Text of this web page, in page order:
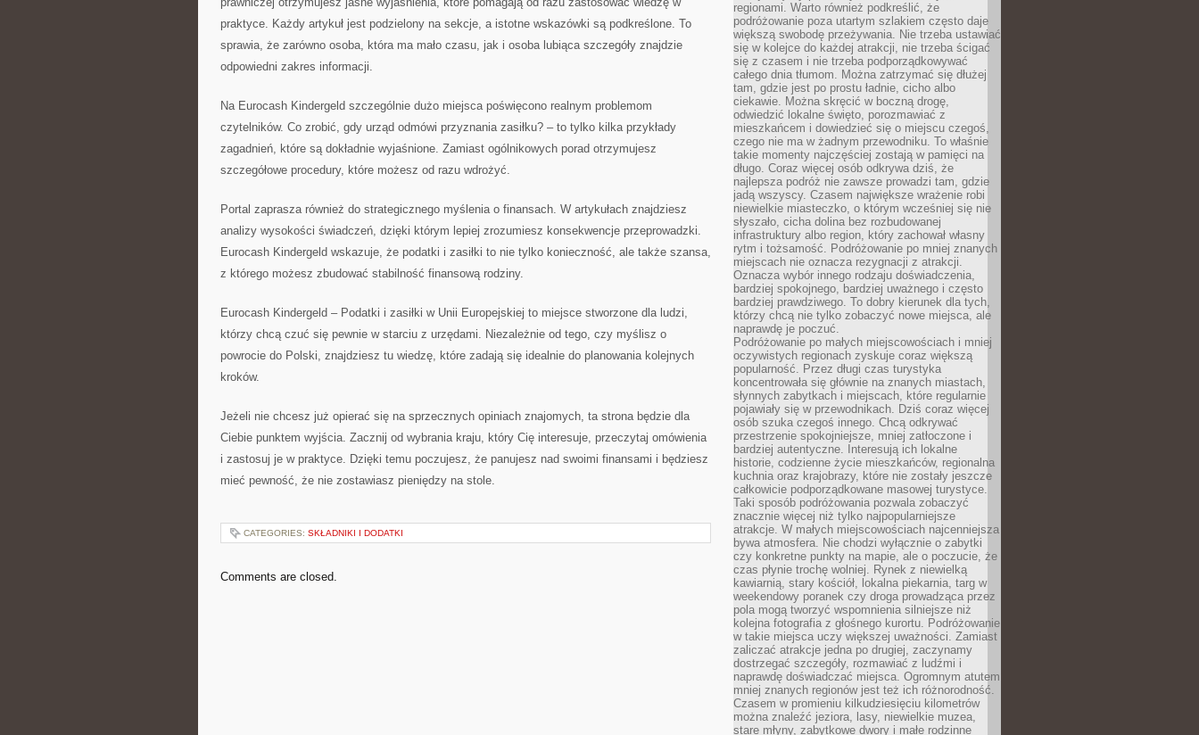
praktyce. Każdy artykuł jest podzielony na sekcje, a istotne wskazówki są podkreślone. To
sprawia, że zarówno osoba, która ma mało czasu, jak i osoba lubiąca szczegóły znajdzie
odpowiedni zakres informacji.
Na Eurocash Kindergeld szczególnie dużo miejsca poświęcono realnym problemom
czytelników. Co zrobić, gdy urząd odmówi przyznania zasiłku? – to tylko kilka przykłady
zagadnień, które są dokładnie wyjaśnione. Zamiast ogólnikowych porad otrzymujesz
szczegółowe procedury, które możesz od razu wdrożyć.
Portal zaprasza również do strategicznego myślenia o finansach. W artykułach znajdziesz
analizy wysokości świadczeń, dzięki którym lepiej zrozumiesz konsekwencje przeprowadzki.
Eurocash Kindergeld wskazuje, że podatki i zasiłki to nie tylko konieczność, ale także szansa,
z którego możesz zbudować stabilność finansową rodziny.
Eurocash Kindergeld – Podatki i zasiłki w Unii Europejskiej to miejsce stworzone dla ludzi,
którzy chcą czuć się pewnie w starciu z urzędami. Niezależnie od tego, czy myślisz o
powrocie do Polski, znajdziesz tu wiedzę, które zadają się idealnie do planowania kolejnych
kroków.
Jeżeli nie chcesz już opierać się na sprzecznych opiniach znajomych, ta strona będzie dla
Ciebie punktem wyjścia. Zacznij od wybrania kraju, który Cię interesuje, przeczytaj omówienia
i zastosuj je w praktyce. Dzięki temu poczujesz, że panujesz nad swoimi finansami i będziesz
mieć pewność, że nie zostawiasz pieniędzy na stole.
CATEGORIES: SKŁADNIKI I DODATKI
Comments are closed.
regionami. Warto również podkreślić, że
podróżowanie poza utartym szlakiem często daje
większą swobodę przeżywania. Nie trzeba ustawiać
się w kolejce do każdej atrakcji, nie trzeba ścigać
się z czasem i nie trzeba podporządkowywać
całego dnia tłumom. Można zatrzymać się dłużej
tam, gdzie jest po prostu ładnie, cicho albo
ciekawie. Można skręcić w boczną drogę,
odwiedzić lokalne święto, porozmawiać z
mieszkańcem i dowiedzieć się o miejscu czegoś,
czego nie ma w żadnym przewodniku. To właśnie
takie momenty najczęściej zostają w pamięci na
długo. Coraz więcej osób odkrywa dziś, że
najlepsza podróż nie zawsze prowadzi tam, gdzie
jadą wszyscy. Czasem największe wrażenie robi
niewielkie miasteczko, o którym wcześniej się nie
słyszało, cicha dolina bez rozbudowanej
infrastruktury albo region, który zachował własny
rytm i tożsamość. Podróżowanie po mniej znanych
miejscach nie oznacza rezygnacji z atrakcji.
Oznacza wybór innego rodzaju doświadczenia,
bardziej spokojnego, bardziej uważnego i często
bardziej prawdziwego. To dobry kierunek dla tych,
którzy chcą nie tylko zobaczyć nowe miejsca, ale
naprawdę je poczuć.
Podróżowanie po małych miejscowościach i mniej
oczywistych regionach zyskuje coraz większą
popularność. Przez długi czas turystyka
koncentrowała się głównie na znanych miastach,
słynnych zabytkach i miejscach, które regularnie
pojawiały się w przewodnikach. Dziś coraz więcej
osób szuka czegoś innego. Chcą odkrywać
przestrzenie spokojniejsze, mniej zatłoczone i
bardziej autentyczne. Interesują ich lokalne
historie, codzienne życie mieszkańców, regionalna
kuchnia oraz krajobrazy, które nie zostały jeszcze
całkowicie podporządkowane masowej turystyce.
Taki sposób podróżowania pozwala zobaczyć
znacznie więcej niż tylko najpopularniejsze
atrakcje. W małych miejscowościach najcenniejsza
bywa atmosfera. Nie chodzi wyłącznie o zabytki
czy konkretne punkty na mapie, ale o poczucie, że
czas płynie trochę wolniej. Rynek z niewielką
kawiarnią, stary kościół, lokalna piekarnia, targ w
weekendowy poranek czy droga prowadząca przez
pola mogą tworzyć wspomnienia silniejsze niż
kolejna fotografia z głośnego kurortu. Podróżowanie
w takie miejsca uczy większej uważności. Zamiast
zaliczać atrakcje jedna po drugiej, zaczynamy
dostrzegać szczegóły, rozmawiać z ludźmi i
naprawdę doświadczać miejsca. Ogromnym atutem
mniej znanych regionów jest też ich różnorodność.
Czasem w promieniu kilkudziesięciu kilometrów
można znaleźć jeziora, lasy, niewielkie muzea,
stare młyny, zabytkowe dwory i małe rodzinne